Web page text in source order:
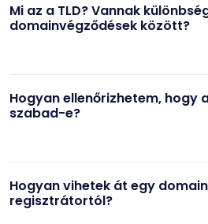
Mi az a TLD? Vannak
domainvégződések között?
Hogyan ellenőrizhetem, hogy
szabad-e?
Hogyan vihetek át egy
regisztrátortól?